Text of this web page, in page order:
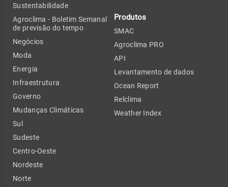
Sustentabilidade
Agroclima - Boletim Semanal
de previsão do tempo
Negócios
Moda
Energia
Infraestrutura
Governo
Mudanças Climáticas
Sul
Sudeste
Centro-Oeste
Nordeste
Norte
Produtos
SMAC
Agroclima PRO
API
Levantamento de dados
Ocean Report
Relclima
Weather Index